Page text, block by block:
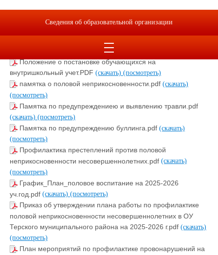
(посмотреть)
истекший период 2025 год.PDF(скачать)
Положение о постановке обучающихся на
внутришкольный учет.PDF (скачать) (посмотреть)
памятка о половой неприкосновенности.pdf (скачать)
(посмотреть)
Памятка по предупреждениею и выявлению травли.pdf
(скачать) (посмотреть)
Памятка по предупреждению буллинга.pdf (скачать)
(посмотреть)
Профилактика престеплений против половой
неприкосновенности несовершеннолетних.pdf (скачать)
(посмотреть)
График_План_половое воспитание на 2025-2026
уч.год.pdf (скачать) (посмотреть)
Приказ об утверждении плана работы по профилактике
половой неприкосновенности несовершеннолетних в ОУ
Терского муниципального района на 2025-2026 г.pdf (скачать)
(посмотреть)
План мероприятий по профилактике провонарушений на
Сведения об образовательной организации